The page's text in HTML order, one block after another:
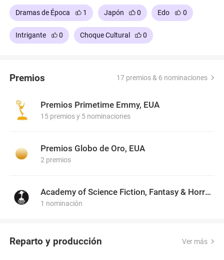
Dramas de Época 1 Japón 0 Edo 0
Intrigante 0 Choque Cultural 0
Premios 17 premios & 6 nominaciones
Premios Primetime Emmy, EUA
15 premios y 5 nominaciones
Premios Globo de Oro, EUA
2 premios
Academy of Science Fiction, Fantasy & Horror Films, USA
1 nominación
Reparto y producción Ver más